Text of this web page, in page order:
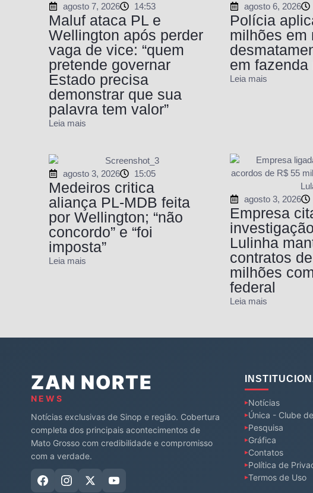
agosto 7, 2026 14:53
Maluf ataca PL e
Wellington após perder
vaga de vice: “quem
pretende governar
Estado precisa
demonstrar que sua
palavra tem valor”
Leia mais
agosto 6, 2026
Polícia
milhões em
em fazenda
Leia mais
agosto 3, 2026 15:05
Medeiros critica
aliança PL-MDB feita
por Wellington; “não
concordo” e “foi
imposta”
Leia mais
agosto 3, 2026
Empresa
Lulinha
contratos
milhões
federal
Leia mais
ZAN NORTE
NEWS
Notícias exclusivas de Sinop e região. Cobertura
completa dos principais acontecimentos de
Mato Grosso com credibilidade e compromisso
com a verdade.
Notícias
Única - Clube
Pesquisa
Gráfica
Contatos
Política de
Termos de Uso